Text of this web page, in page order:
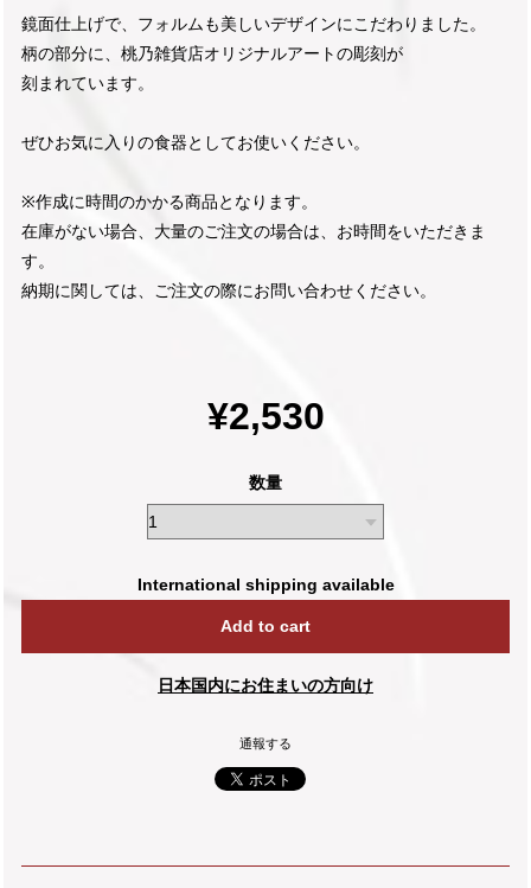
鏡面仕上げで、フォルムも美しいデザインにこだわりました。
柄の部分に、桃乃雑貨店オリジナルアートの彫刻が
刻まれています。
ぜひお気に入りの食器としてお使いください。
※作成に時間のかかる商品となります。
在庫がない場合、大量のご注文の場合は、お時間をいただきま
す。
納期に関しては、ご注文の際にお問い合わせください。
¥2,530
数量
International shipping available
Add to cart
日本国内にお住まいの方向け
通報する